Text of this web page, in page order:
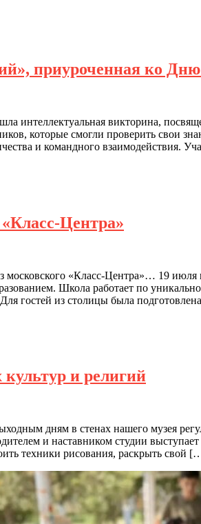
приуроченная ко
интеллектуальная викторина,
которые смогли проверить свои
и командного взаимодействия.
Центра»
«Класс-Центра»… 19
Школа работает по
гостей из столицы была
и религий
дням в стенах нашего музея
и наставником студии
техники рисования, раскрыть свой